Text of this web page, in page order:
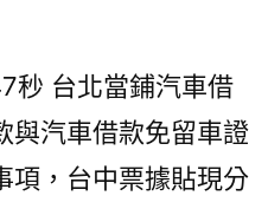
秒 台北當鋪汽車借
與汽車借款免留車證
項，台中票據貼現分